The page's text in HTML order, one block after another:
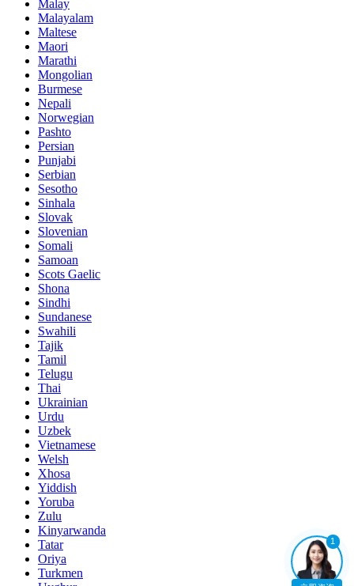
1
Malay
Malayalam
Maltese
Maori
Marathi
Mongolian
Burmese
Nepali
Norwegian
Pashto
Persian
Punjabi
Serbian
Sesotho
Sinhala
Slovak
Slovenian
Somali
Samoan
Scots Gaelic
Shona
Sindhi
Sundanese
Swahili
Tajik
Tamil
Telugu
Thai
Ukrainian
Urdu
Uzbek
Vietnamese
Welsh
Xhosa
Yiddish
Yoruba
Zulu
Kinyarwanda
Tatar
Oriya
Turkmen